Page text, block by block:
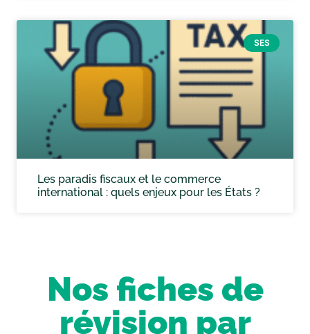
SES
Les paradis fiscaux et le commerce
international : quels enjeux pour les États ?
Nos fiches de
révision par